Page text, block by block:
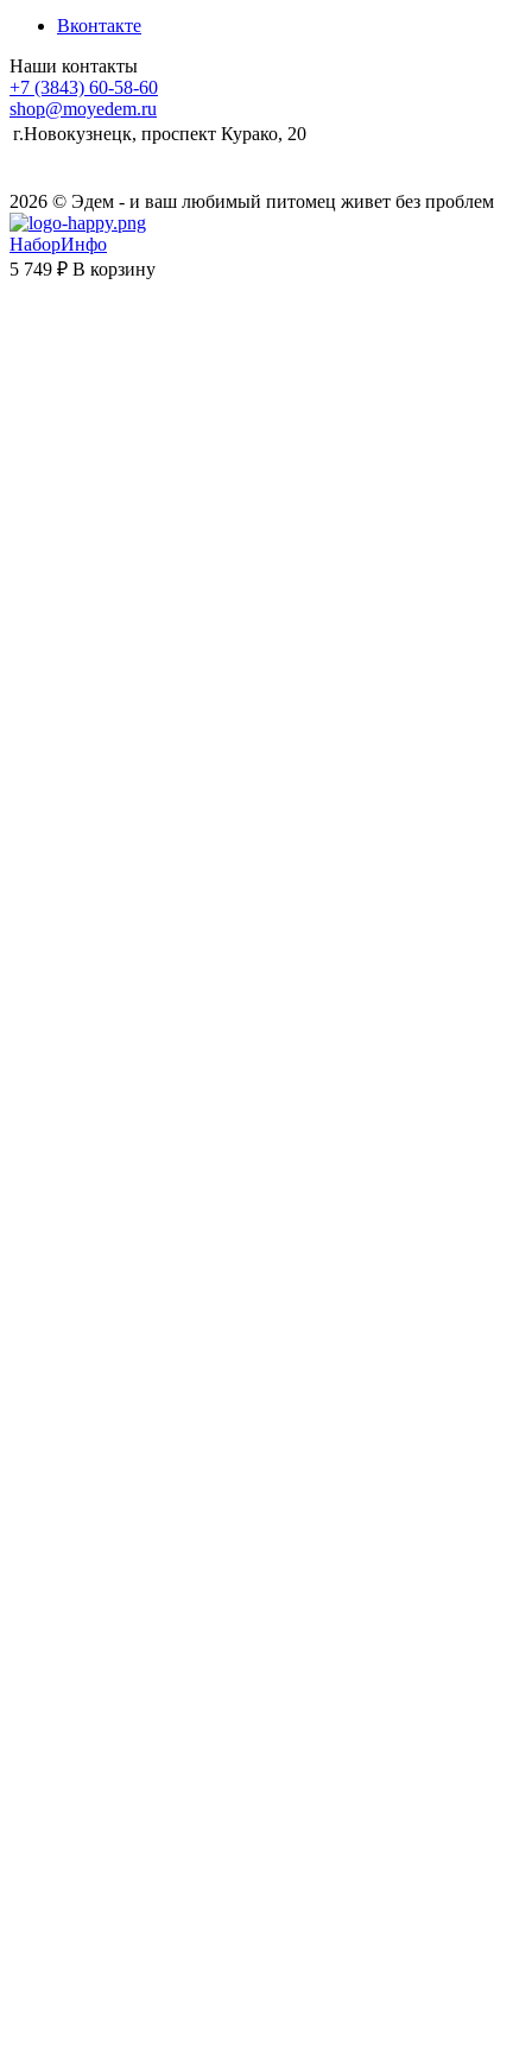
Вконтакте
Наши контакты
+7 (3843) 60-58-60
shop@moyedem.ru
г.Новокузнецк, проспект Курако, 20
2026 © Эдем - и ваш любимый питомец живет без проблем
НаборИнфо
5 749 ₽ В корзину